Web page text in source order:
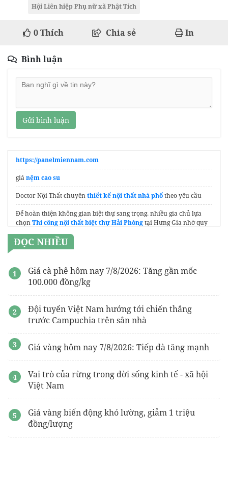
Hội Liên hiệp Phụ nữ xã Phật Tích
0Thích Chia sẻ In
Bình luận
Gửi bình luận
https://panelmiennam.com
giánệm cao su
Doctor Nội Thất chuyênthiết kế nội thất nhà phố​theo yêu cầu
Để hoàn thiện không gian biệt thự sang trọng, nhiều gia chủ lựa
chọnThi công nội thất biệt thự Hải Phòngtại Hưng Gia nhờ quy
an sao tử vi
Bàn thờ thần tài đẹpgiá rẻ
Thông tin từSàn bất động sản Thăng Long Land
Lắp đặt nhà thông minh
nhà thầuTổ Ấm Việtuy tín
Xưởng Đúc
Vinhomes Ocean Park 2Mới nhất 2026
gói hút ẩm
ĐỌC NHIỀU
Giá cà phê hôm nay 7/8/2026: Tăng gần mốc
100.000 đồng/kg
Đội tuyển Việt Nam hướng tới chiến thắng
trước Campuchia trên sân nhà
Giá vàng hôm nay 7/8/2026: Tiếp đà tăng mạnh
Vai trò của rừng trong đời sống kinh tế - xã hội
Việt Nam
Giá vàng biến động khó lường, giảm 1 triệu
đồng/lượng